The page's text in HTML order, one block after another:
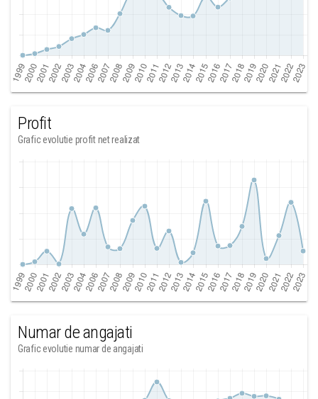
Profit
Grafic evolutie profit net realizat
Numar de angajati
Grafic evolutie numar de angajati